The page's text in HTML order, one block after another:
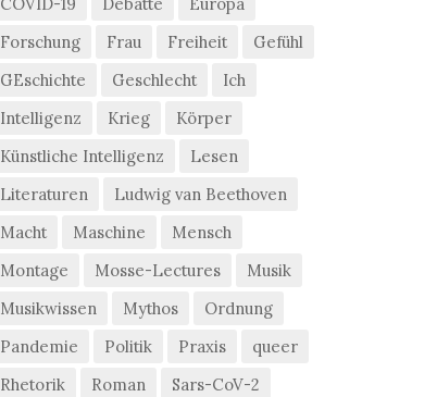
Forschung
Frau Freiheit
Gefühl
GEschichte
Geschlecht
Ich
Intelligenz
Krieg
Körper
Künstliche Intelligenz
Lesen
Literaturen
Ludwig van Beethoven
Macht
Maschine
Mensch
Montage
Mosse-Lectures
Musik
Musikwissen
Mythos
Ordnung
Pandemie
Politik Praxis
queer
Rhetorik
Roman
Sars-CoV-2